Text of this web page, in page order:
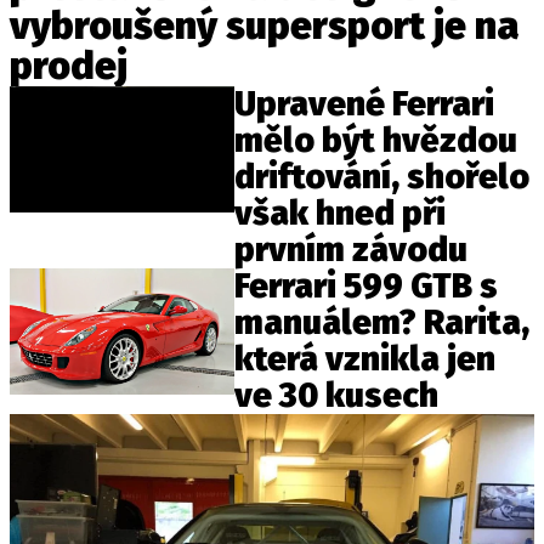
ELEKTRO
TESTY ELEKTROMOBILŮ
TRH S ELEKTROMOBILY
RALLY
OSTATNÍ
TISKOVKY
ROZHOVORY
DAKAR
Z DOMOVA
ZE SVĚTA
MOTORSPORT
vybroušený supersport je na
prodej
Upravené Ferrari
mělo být hvězdou
driftování, shořelo
však hned při
prvním závodu
Ferrari 599 GTB s
manuálem? Rarita,
která vznikla jen
ve 30 kusech